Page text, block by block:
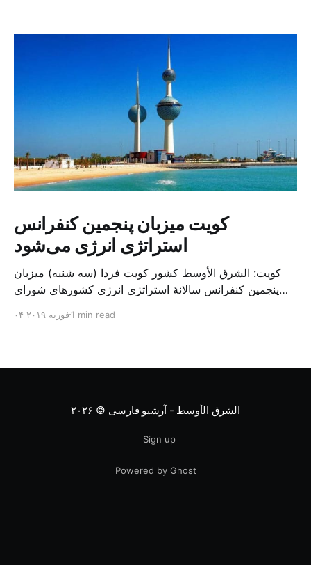
کویت میزبان پنجمین کنفرانس
استراتژی انرژی می‌شود
کویت: الشرق الأوسط کشور کویت فردا (سه شنبه) میزبان
پنجمین کنفرانس سالانهٔ استراتژی انرژی کشورهای شورای
متخصص از شرکت‌های جهانی نفت و گاز در این کنفرانس
۰۴ فوریه ۲۰۱۹1 min read
الشرق الأوسط - آرشیو فارسی © ۲۰۲۶
Sign up
Powered by Ghost